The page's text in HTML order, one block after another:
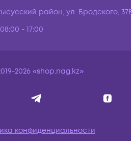
район, ул. Бродского, 37Б
- 17:00
2026 «shop.nag.kz»
конфиденциальности